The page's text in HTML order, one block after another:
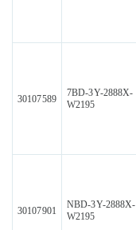
30107589
7BD-3Y-2888X-
W2195
30107901
NBD-3Y-2888X-
W2195